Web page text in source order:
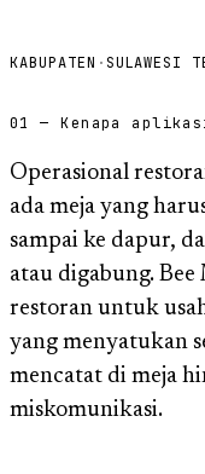
KABUPATEN · SULAWESI
01 — Kenapa
Operasional
ada meja yang
sampai ke dapur,
atau digabung.
restoran untuk
yang menyatukan
mencatat di meja
miskomunikasi.